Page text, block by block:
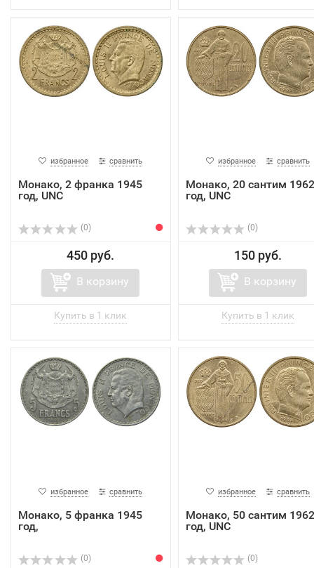
избранное сравнить
Монако, 2 франка 1945
год, UNC
(0)
450 руб.
В корзину
избранное сравнить
Монако, 20 сантим 1962
год, UNC
(0)
150 руб.
В корзину
избранное сравнить
Монако, 5 франка 1945
год,
(0)
избранное сравнить
Монако, 50 сантим 1962
год, UNC
(0)